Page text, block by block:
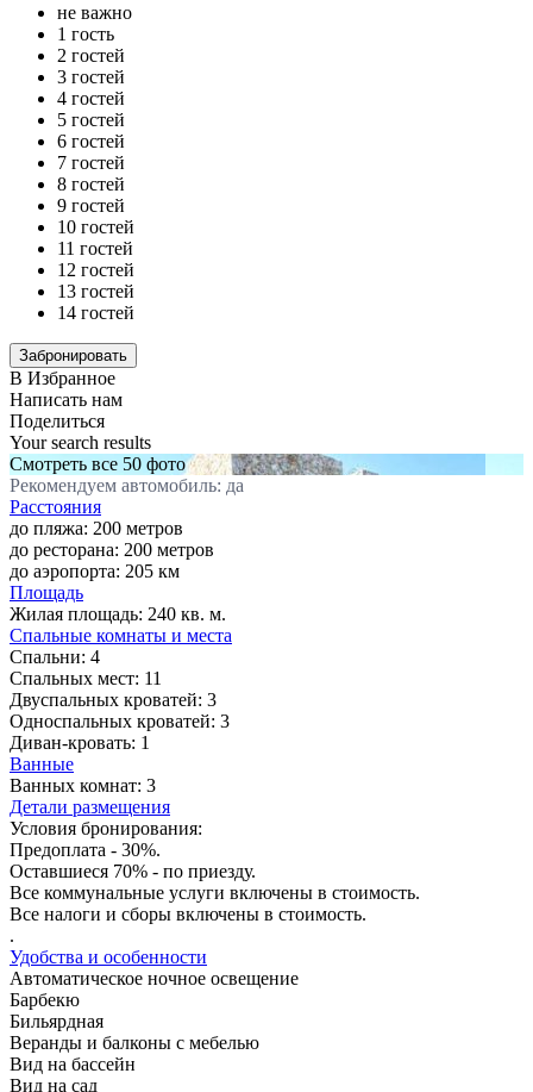
не важно
1 гость
2 гостей
3 гостей
4 гостей
5 гостей
6 гостей
7 гостей
8 гостей
9 гостей
10 гостей
11 гостей
12 гостей
13 гостей
14 гостей
В Избранное
Написать нам
Поделиться
Your search results
Смотреть все 50 фото
Рекомендуем автомобиль: да
Расстояния
до пляжа: 200 метров
до ресторана: 200 метров
до аэропорта: 205 км
Площадь
Жилая площадь: 240 кв. м.
Спальные комнаты и места
Спальни: 4
Спальных мест: 11
Двуспальных кроватей: 3
Односпальных кроватей: 3
Диван-кровать: 1
Ванные
Ванных комнат: 3
Детали размещения
Условия бронирования:
Предоплата - 30%.
Оставшиеся 70% - по приезду.
Все коммунальные услуги включены в стоимость.
Все налоги и сборы включены в стоимость.
.
Удобства и особенности
Автоматическое ночное освещение
Барбекю
Бильярдная
Веранды и балконы с мебелью
Вид на бассейн
Вид на сад